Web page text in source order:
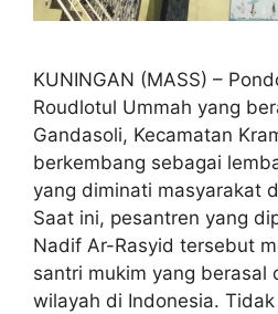
KUNINGAN (MASS) –
Roudlotul Ummah yang
Gandasoli, Kecamatan
berkembang sebagai
yang diminati masyarakat
Saat ini, pesantren yang
Nadif Ar-Rasyid tersebut
santri mukim yang berasal
wilayah di Indonesia.